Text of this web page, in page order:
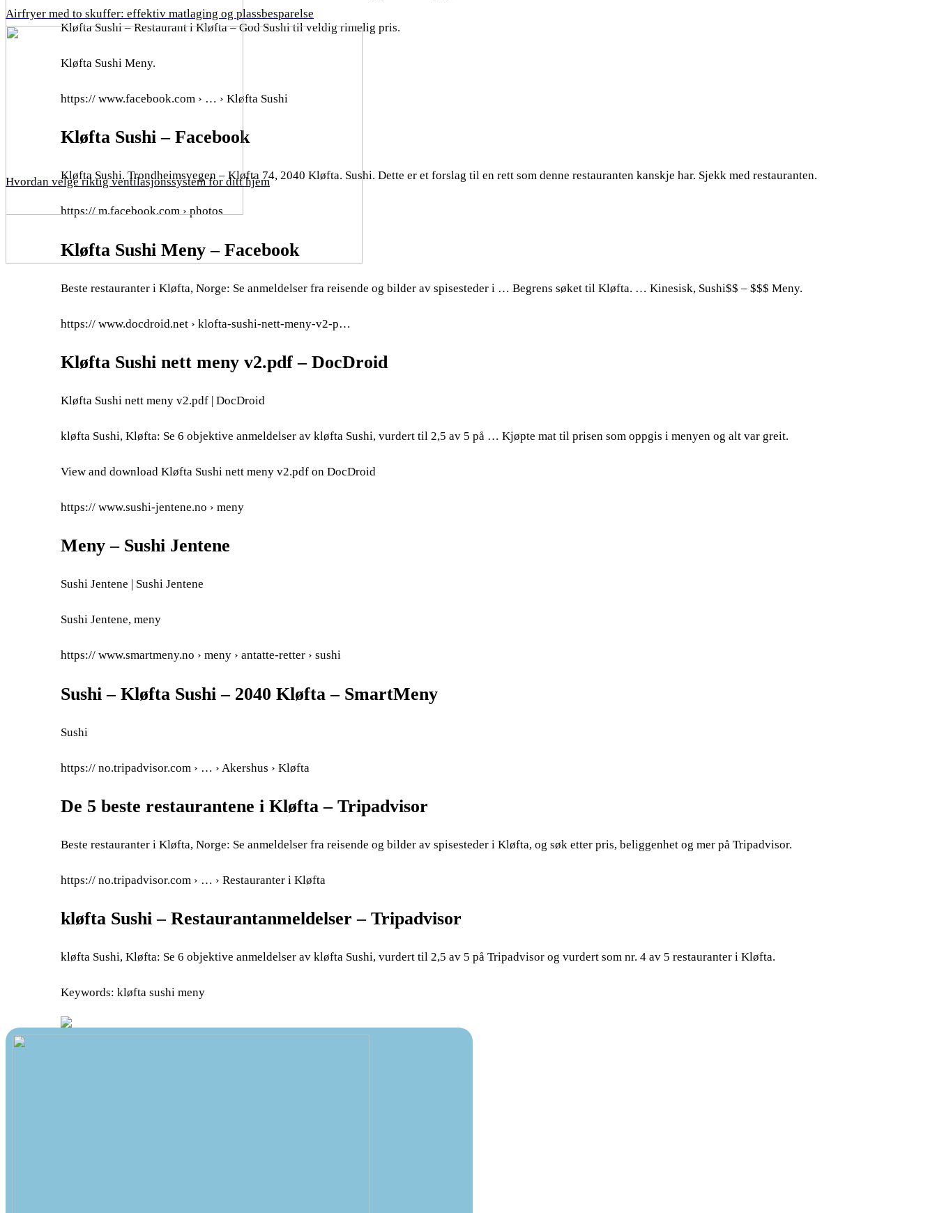
Airfryer med to skuffer: effektiv matlaging og plassbesparelse
Hvordan velge riktig ventilasjonssystem for ditt hjem
Kløfta Sushi – Restaurant i Kløfta – God Sushi til veldig rimelig pris.
Kløfta Sushi Meny.
https:// www.facebook.com › … › Kløfta Sushi
Kløfta Sushi – Facebook
Kløfta Sushi. Trondheimsvegen – Kløfta 74, 2040 Kløfta. Sushi. Dette er et forslag til en rett som denne restauranten kanskje har. Sjekk med restauranten.
https:// m.facebook.com › photos
Kløfta Sushi Meny – Facebook
Beste restauranter i Kløfta, Norge: Se anmeldelser fra reisende og bilder av spisesteder i … Begrens søket til Kløfta. … Kinesisk, Sushi$$ – $$$ Meny.
https:// www.docdroid.net › klofta-sushi-nett-meny-v2-p…
Kløfta Sushi nett meny v2.pdf – DocDroid
Kløfta Sushi nett meny v2.pdf | DocDroid
kløfta Sushi, Kløfta: Se 6 objektive anmeldelser av kløfta Sushi, vurdert til 2,5 av 5 på … Kjøpte mat til prisen som oppgis i menyen og alt var greit.
View and download Kløfta Sushi nett meny v2.pdf on DocDroid
https:// www.sushi-jentene.no › meny
Meny – Sushi Jentene
Sushi Jentene | Sushi Jentene
Sushi Jentene, meny
https:// www.smartmeny.no › meny › antatte-retter › sushi
Sushi – Kløfta Sushi – 2040 Kløfta – SmartMeny
Sushi
https:// no.tripadvisor.com › … › Akershus › Kløfta
De 5 beste restaurantene i Kløfta – Tripadvisor
Beste restauranter i Kløfta, Norge: Se anmeldelser fra reisende og bilder av spisesteder i Kløfta, og søk etter pris, beliggenhet og mer på Tripadvisor.
https:// no.tripadvisor.com › … › Restauranter i Kløfta
kløfta Sushi – Restaurantanmeldelser – Tripadvisor
kløfta Sushi, Kløfta: Se 6 objektive anmeldelser av kløfta Sushi, vurdert til 2,5 av 5 på Tripadvisor og vurdert som nr. 4 av 5 restauranter i Kløfta.
Keywords: kløfta sushi meny